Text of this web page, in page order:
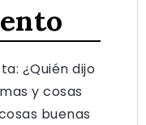
¿Quién dijo
y cosas
buenas